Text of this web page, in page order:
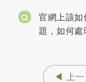
官網上該如
題，如何處
◀ 上